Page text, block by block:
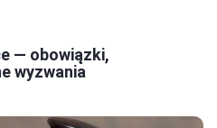
— obowiązki,
wyzwania